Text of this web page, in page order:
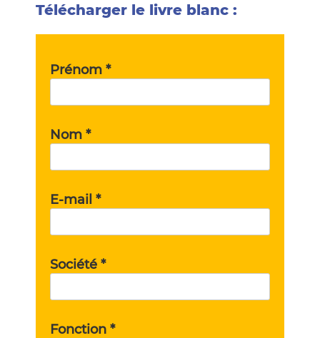
Télécharger le livre blanc :
Prénom *
Nom *
E-mail *
Société *
Fonction *